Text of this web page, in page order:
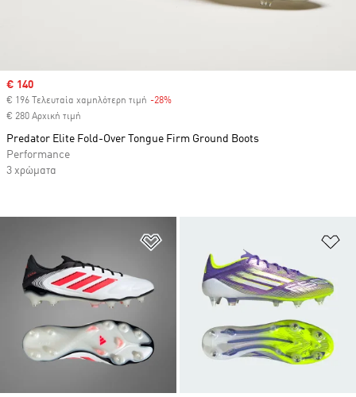
Προσθήκη στη Λίστα Επιθυμιών
Sale price
€ 140
€ 196 Τελευταία χαμηλότερη τιμή -28%
€ 280 Αρχική τιμή
Predator Elite Fold-Over Tongue Firm Ground Boots
Performance
3 χρώματα